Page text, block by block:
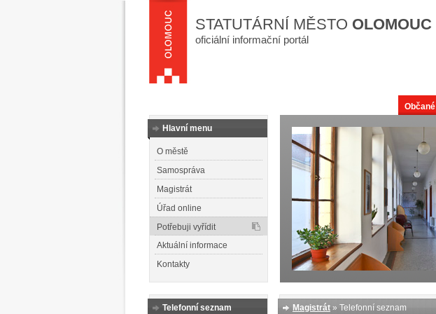
STATUTÁRNÍ MĚSTO OLOMOUC
oficiální informační portál
Hlavní menu
O městě
Samospráva
Magistrát
Úřad online
Potřebuji vyřídit
Aktuální informace
Kontakty
Občané
Telefonní seznam Magistrát » Telefonní seznam